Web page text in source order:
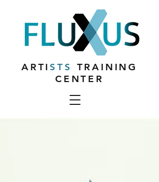
ARTISTS
TRAINING
CENTER